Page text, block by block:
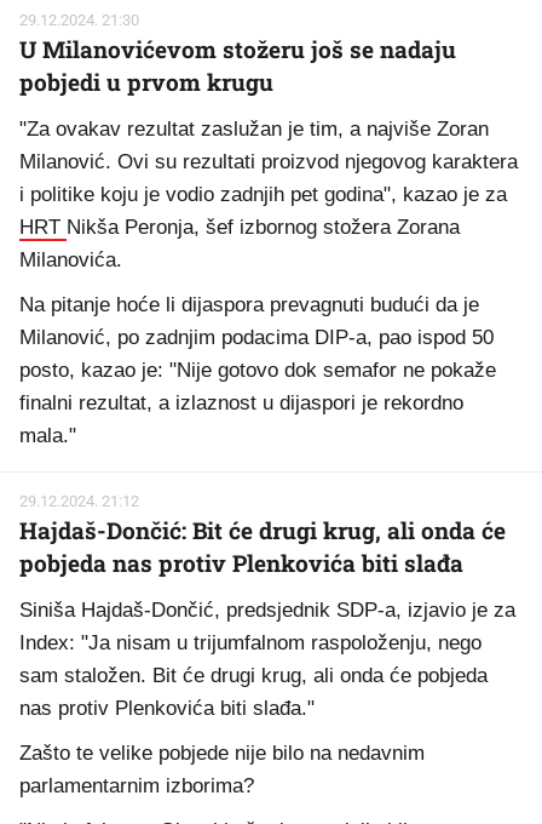
29.12.2024. 21:30
U Milanovićevom stožeru još se nadaju
pobjedi u prvom krugu
"Za ovakav rezultat zaslužan je tim, a najviše Zoran
Milanović. Ovi su rezultati proizvod njegovog karaktera
i politike koju je vodio zadnjih pet godina", kazao je za
HRT Nikša Peronja, šef izbornog stožera Zorana
Milanovića.
Na pitanje hoće li dijaspora prevagnuti budući da je
Milanović, po zadnjim podacima DIP-a, pao ispod 50
posto, kazao je: "Nije gotovo dok semafor ne pokaže
finalni rezultat, a izlaznost u dijaspori je rekordno
mala."
29.12.2024. 21:12
Hajdaš-Dončić: Bit će drugi krug, ali onda će
pobjeda nas protiv Plenkovića biti slađa
Siniša Hajdaš-Dončić, predsjednik SDP-a, izjavio je za
Index: "Ja nisam u trijumfalnom raspoloženju, nego
sam staložen. Bit će drugi krug, ali onda će pobjeda
nas protiv Plenkovića biti slađa."
Zašto te velike pobjede nije bilo na nedavnim
parlamentarnim izborima?